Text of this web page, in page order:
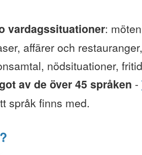
vardagssituationer:
affärer och
nödsituationer,
av de över 45 språken -
språk finns med.